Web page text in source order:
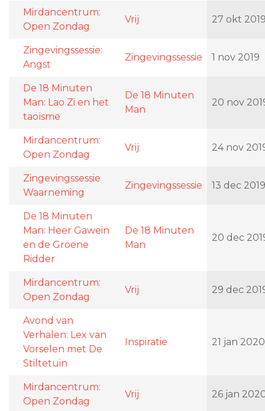
Mirdancentrum:
Open Zondag
Vrij 27 okt
Zingevingssessie:
Angst
Zingevingssessie 1 nov 2019
De 18 Minuten
Man: Lao Zi en het
taoïsme
De 18 Minuten
Man
20 nov
Mirdancentrum:
Open Zondag
Vrij 24 nov
Zingevingssessie
Waarneming
Zingevingssessie 13 dec 2019
De 18 Minuten
Man: Heer Gawein
en de Groene
Ridder
De 18 Minuten
Man
20 dec
Mirdancentrum:
Open Zondag
Vrij 29 dec
Avond van
Verhalen: Lex van
Vorselen met De
Stiltetuin
Inspiratie 21 jan 2020
Mirdancentrum:
Open Zondag
Vrij 26 jan